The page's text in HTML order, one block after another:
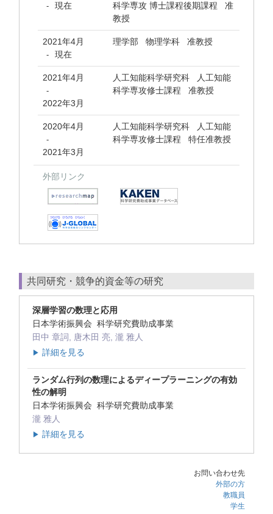
- 現在
科学専攻 博士課程後期課程 准
教授
2021年4月
- 現在
理学部 物理学科 准教授
2021年4月
-
2022年3月
人工知能科学研究科 人工知能
科学専攻修士課程 准教授
2020年4月
-
2021年3月
人工知能科学研究科 人工知能
科学専攻修士課程 特任准教授
外部リンク
共同研究・競争的資金等の研究
深層学習の数理と応用
日本学術振興会 科学研究費助成事業
田中 章詞, 唐木田 亮, 瀧 雅人
▶ 詳細を見る
ランダム行列の数理によるディープラーニングの有効
性の解明
日本学術振興会 科学研究費助成事業
瀧 雅人
▶ 詳細を見る
お問い合わせ先
外部の方
教職員
学生